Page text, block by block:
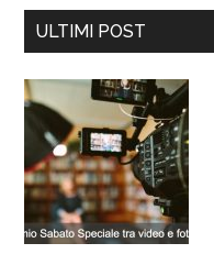
ULTIMI POST